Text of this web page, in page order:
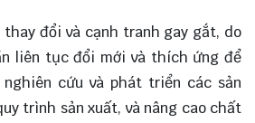
đổi và cạnh tranh gay gắt, do
liên tục đổi mới và thích ứng để
cứu và phát triển các sản
trình sản xuất, và nâng cao chất